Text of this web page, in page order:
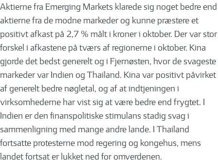
Aktierne fra Emerging Markets klarede sig noget bedre end
aktierne fra de modne markeder og kunne præstere et
positivt afkast på 2,7 % målt i kroner i oktober. Der var stor
forskel i afkastene på tværs af regionerne i oktober. Kina
gjorde det bedst generelt og i Fjernøsten, hvor de svageste
markeder var Indien og Thailand. Kina var positivt påvirket
af generelt bedre nøgletal, og af at indtjeningen i
virksomhederne har vist sig at være bedre end frygtet. I
Indien er den finanspolitiske stimulans stadig svag i
sammenligning med mange andre lande. I Thailand
fortsatte protesterne mod regering og kongehus, mens
landet fortsat er lukket ned for omverdenen.